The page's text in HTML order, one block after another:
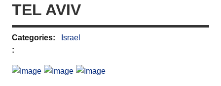
TEL AVIV
Categories:
Israel
: